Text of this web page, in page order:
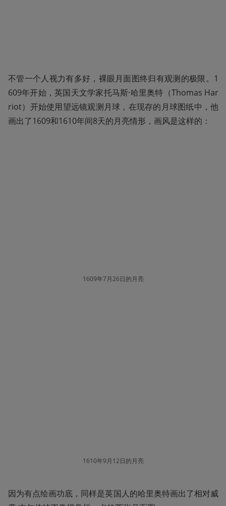
不管一个人视力有多好，裸眼月面图终归有观测的极限。1
609年开始，英国天文学家托马斯·哈里奥特（Thomas Har
riot）开始使用望远镜观测月球，在现存的月球图纸中，他
画出了1609和1610年间8天的月亮情形，画风是这样的：
1609年7月26日的月亮
1610年9月12日的月亮
因为有点绘画功底，同样是英国人的哈里奥特画出了相对威